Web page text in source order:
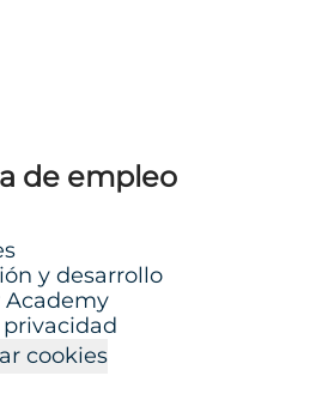
de empleo
y desarrollo
Academy
privacidad
cookies